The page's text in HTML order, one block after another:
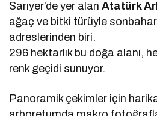
Sarıyer’de yer alanAtatürk
ağaç ve bitki türüyle
adreslerinden biri.
296 hektarlık bu doğa alanı,
renk geçidi sunuyor.
Panoramik çekimler için